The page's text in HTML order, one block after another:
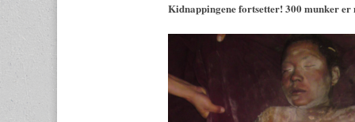
Kidnappingene fortsetter! 300 munker